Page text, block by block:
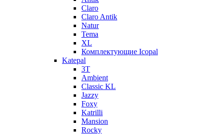
Claro
Claro Antik
Natur
Tema
XL
Комплектующие Icopal
Katepal
3T
Ambient
Classic KL
Jazzy
Foxy
Katrilli
Mansion
Rocky